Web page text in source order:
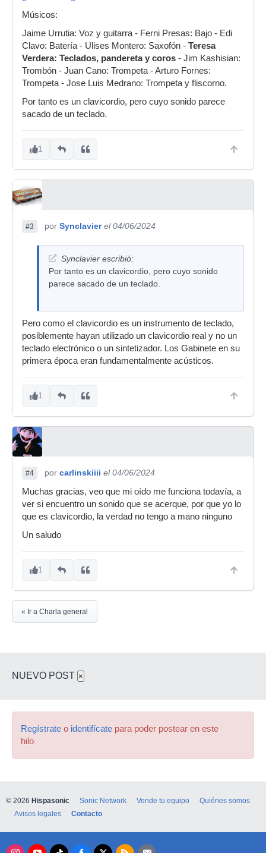
Músicos:
Jaime Urrutia: Voz y guitarra - Ferni Presas: Bajo - Edi
Clavo: Batería - Ulises Montero: Saxofón - Teresa
Verdera: Teclados, pandereta y coros - Jim Kashisian:
Trombón - Juan Cano: Trompeta - Arturo Fornes:
Trompeta - Jose Luis Medrano: Trompeta y fliscorno.
Por tanto es un clavicordio, pero cuyo sonido parece
sacado de un teclado.
1
#3 por Synclavier el 04/06/2024
Synclavier escribió:
Por tanto es un clavicordio, pero cuyo sonido
parece sacado de un teclado.
Pero como el clavicordio es un instrumento de teclado,
posiblemente hayan utilizado un clavicordio real y no un
teclado electrónico o un sintetizador. Los Gabinete en su
primera época eran fundamentalmente acústicos.
1
#4 por carlinskiiii el 04/06/2024
Muchas gracias, veo que mi oído me funciona todavía, a
ver si encuentro un sonido que se acerque, por que yo lo
que es clavicordio, la verdad no tengo a mano ninguno
Un saludo
1
« Ir a Charla general
NUEVO POST ×
Regístrate o identifícate para poder postear en este
hilo
© 2026 Hispasonic Sonic Network Vende tu equipo
Quiénes somos
Avisos legales
Contacto